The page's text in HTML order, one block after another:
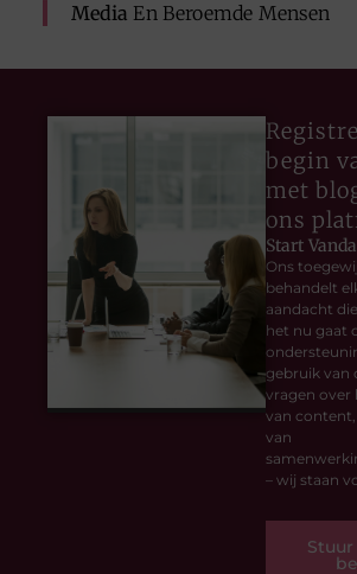
Media En Beroemde Mensen
begin
met
ons
Start
Ons
behandelt
aandacht
het nu gaat
gebruik van
vragen over
van
van
– wij staan